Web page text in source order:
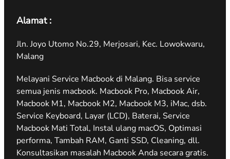
Alamat :
Jln. Joyo Utomo No.29, Merjosari, Kec. Lowokwaru,
Malang
Melayani Service Macbook di Malang. Bisa service
semua jenis macbook. Macbook Pro, Macbook Air,
Macbook M1, Macbook M2, Macbook M3, iMac, dsb.
Service Keyboard, Layar (LCD), Baterai, Service
Macbook Mati Total, Instal ulang macOS, Optimasi
performa, Tambah RAM, Ganti SSD, Cleaning, dll.
Konsultasikan masalah Macbook Anda secara gratis.